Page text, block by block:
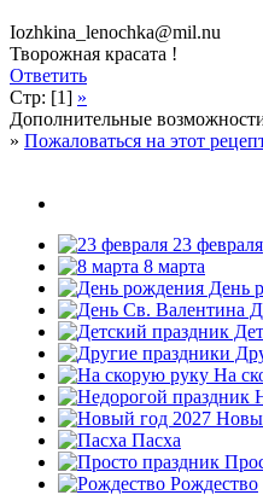
Iozhkina_lenochka@mil.nu
Творожная красата !
Ответить
Стр: [1] »
Дополнительные
» Пожаловаться на этот
23 февраля
8 марта
День
На
Пасха
Рождество